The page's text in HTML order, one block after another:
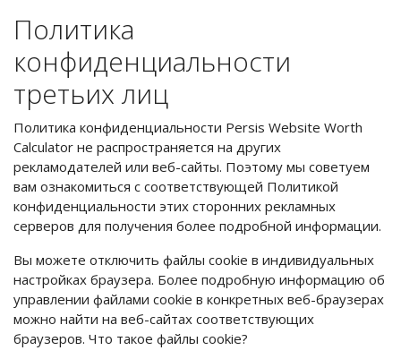
Политика
конфиденциальности
третьих лиц
Политика конфиденциальности Persis Website Worth
Calculator не распространяется на других
рекламодателей или веб-сайты. Поэтому мы советуем
вам ознакомиться с соответствующей Политикой
конфиденциальности этих сторонних рекламных
серверов для получения более подробной информации.
Вы можете отключить файлы cookie в индивидуальных
настройках браузера. Более подробную информацию об
управлении файлами cookie в конкретных веб-браузерах
можно найти на веб-сайтах соответствующих
браузеров. Что такое файлы cookie?